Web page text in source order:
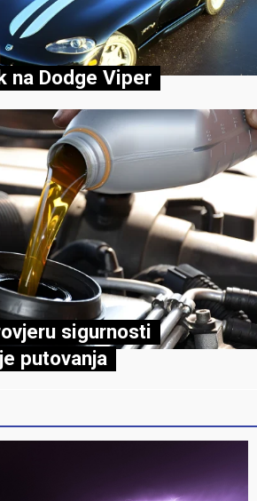
na Dodge Viper
sigurnosti
putovanja